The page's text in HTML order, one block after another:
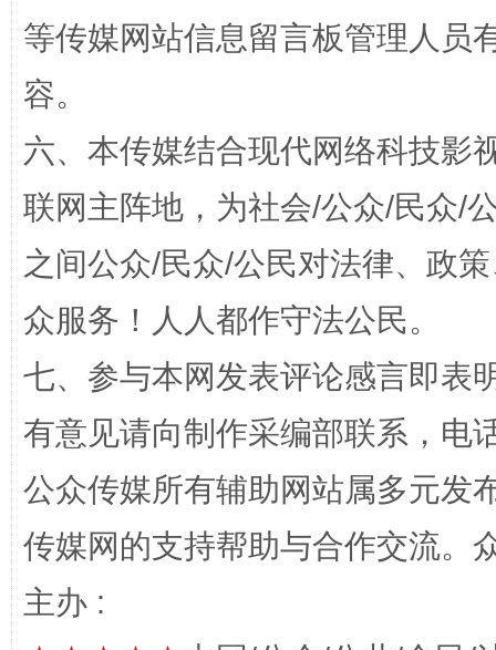
“蜀中异人”王建安的艺术幻境
完善运行机制助力责任有效落实 一纸欠
等传媒网站信息留言板管理人员
容。
六、本传媒结合现代网络科技影
联网主阵地，为社会/公众/民众/
之间公众/民众/公民对法律、政
众服务！人人都作守法公民。
七、参与本网发表评论感言即表
有意见请向制作采编部联系，电
公众传媒所有辅助网站属多元发
传媒网的支持帮助与合作交流。
主办 :